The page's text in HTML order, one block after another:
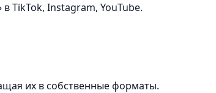
TikTok, Instagram, YouTube.
их в собственные форматы.